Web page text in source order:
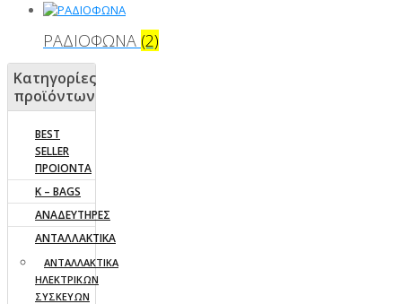
ΡΑΔΙΟΦΩΝΑ (2)
Κατηγορίες
προϊόντων
BEST
SELLER
ΠΡΟΙΟΝΤΑ
K – BAGS
ΑΝΑΔΕΥΤΗΡΕΣ
ΑΝΤΑΛΛΑΚΤΙΚΑ
AΝΤΑΛΛΑΚΤΙΚΑ
ΗΛΕΚΤΡΙΚΩΝ
ΣΥΣΚΕΥΩΝ